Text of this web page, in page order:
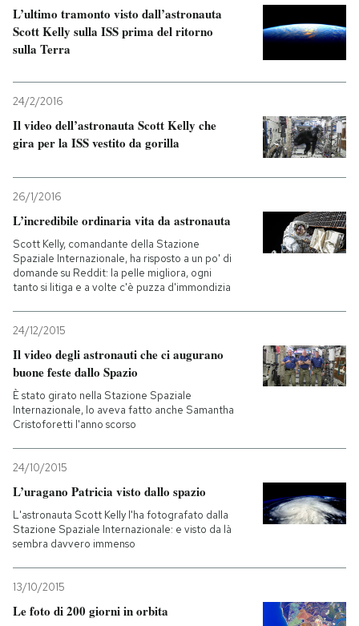
L’ultimo tramonto visto dall’astronauta
Scott Kelly sulla ISS prima del ritorno
sulla Terra
24/2/2016
Il video dell’astronauta Scott Kelly che
gira per la ISS vestito da gorilla
26/1/2016
L’incredibile ordinaria vita da astronauta
Scott Kelly, comandante della Stazione
Spaziale Internazionale, ha risposto a un po' di
domande su Reddit: la pelle migliora, ogni
tanto si litiga e a volte c'è puzza d'immondizia
24/12/2015
Il video degli astronauti che ci augurano
buone feste dallo Spazio
È stato girato nella Stazione Spaziale
Internazionale, lo aveva fatto anche Samantha
Cristoforetti l'anno scorso
24/10/2015
L’uragano Patricia visto dallo spazio
L'astronauta Scott Kelly l'ha fotografato dalla
Stazione Spaziale Internazionale: e visto da là
sembra davvero immenso
13/10/2015
Le foto di 200 giorni in orbita